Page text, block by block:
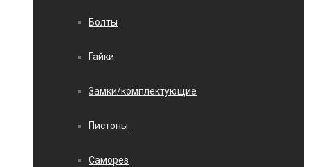
Болты
Гайки
Замки/комплектующие
Пистоны
Саморез